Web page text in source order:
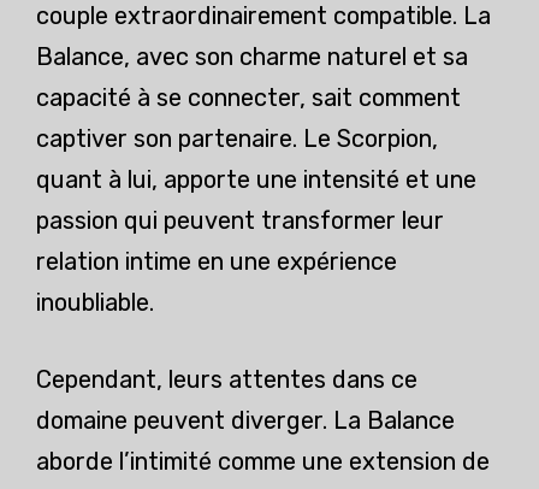
couple extraordinairement compatible. La
Balance, avec son charme naturel et sa
capacité à se connecter, sait comment
captiver son partenaire. Le Scorpion,
quant à lui, apporte une intensité et une
passion qui peuvent transformer leur
relation intime en une expérience
inoubliable.
Cependant, leurs attentes dans ce
domaine peuvent diverger. La Balance
aborde l’intimité comme une extension de